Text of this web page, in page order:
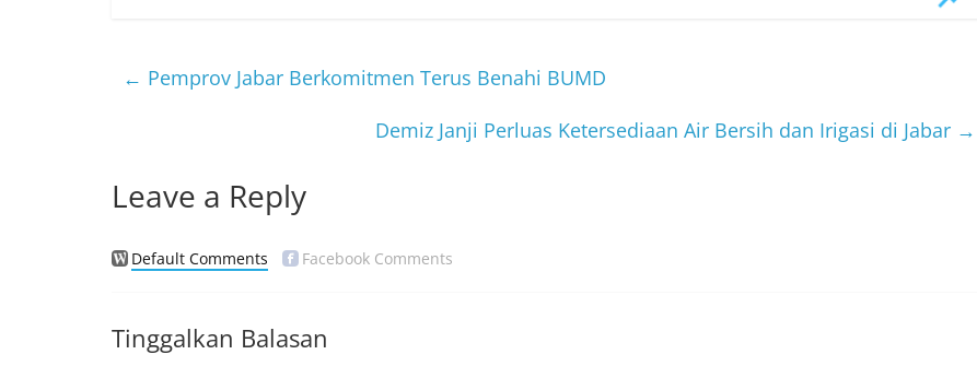
b
k
← Pemprov Jabar Berkomitmen Terus Benahi BUMD
Demiz Janji Perluas Ketersediaan Air Bersih dan Irigasi di Jabar →
Leave a Reply
Default Comments Facebook Comments
Tinggalkan Balasan